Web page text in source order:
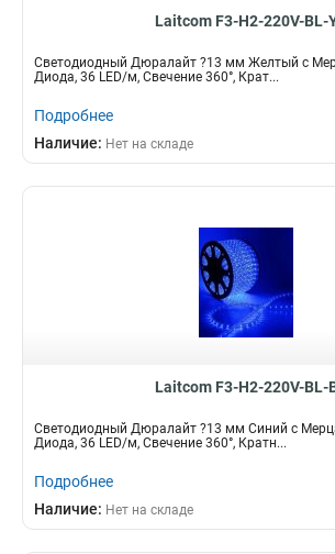
Laitcom F3-H2-220V-BL-
Светодиодный Дюралайт ?13 мм Желтый с
Диода, 36 LED/м, Свечение 360°, Крат...
Подробнее
Наличие: Нет на складе
Laitcom F3-H2-220V-BL-
Светодиодный Дюралайт ?13 мм Синий с
Диода, 36 LED/м, Свечение 360°, Кратн...
Подробнее
Наличие: Нет на складе